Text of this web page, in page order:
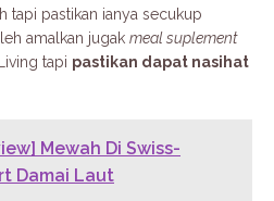
tapi pastikan ianya secukup
amalkan jugak meal suplement
tapi pastikan dapat nasihat
Mewah Di Swiss-
Damai Laut